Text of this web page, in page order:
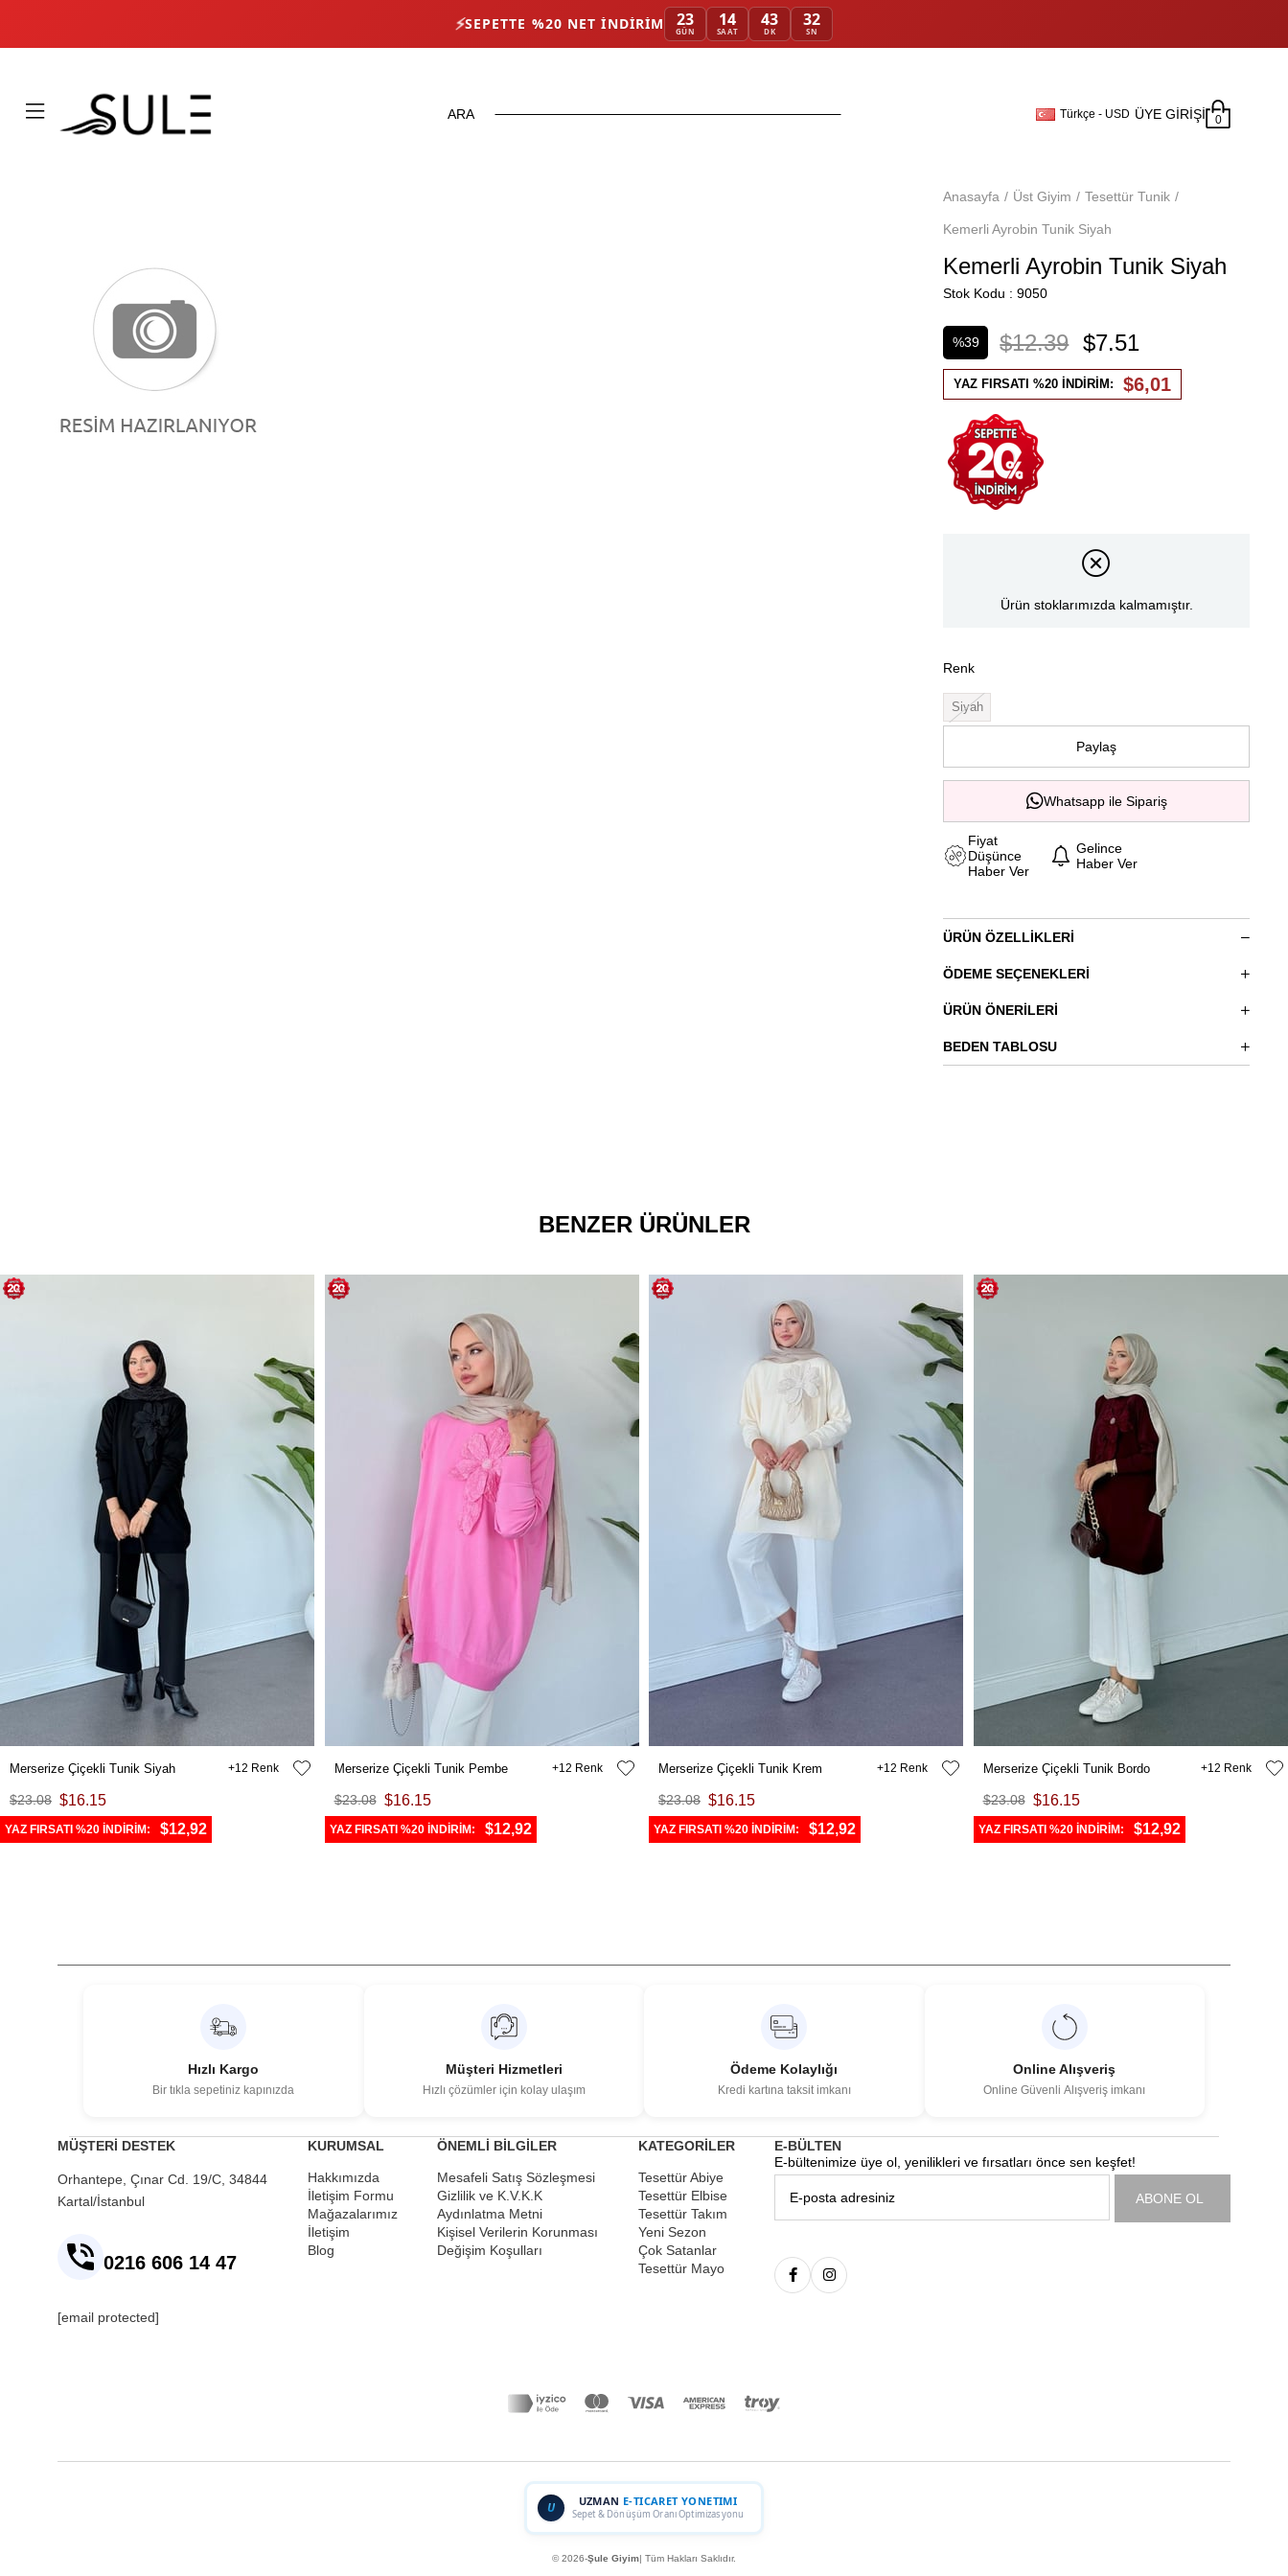
⚡SEPETTE %20 NET İNDIRIM 23
GÜN
14
SAAT
43
DK
30
SN
Türkçe - USD ÜYE GIRIŞI 0
Anasayfa Üst Giyim Tesettür Tunik
Kemerli Ayrobin Tunik Siyah
Kemerli Ayrobin Tunik Siyah
Stok Kodu 9050
%39
İndirim
$12.39 $7.51
YAZ FIRSATI %20 İNDİRİM: $6,01
Ürün stoklarımızda kalmamıştır.
Renk
Siyah
Paylaş
Whatsapp ile Sipariş
Fiyat
Düşünce
Haber Ver
Gelince
Haber Ver
ÜRÜN ÖZELLIKLERI
ÖDEME SEÇENEKLERI
ÜRÜN ÖNERILERI
BEDEN TABLOSU
BENZER ÜRÜNLER
Merserize Çiçekli Tunik Siyah
$16.15
$23.08
12
YAZ FIRSATI %20 İNDİRİM: $12,92
Merserize Çiçekli Tunik Pembe
$16.15
$23.08
12
YAZ FIRSATI %20 İNDİRİM: $12,92
Merserize Çiçekli Tunik Krem
$16.15
$23.08
12
YAZ FIRSATI %20 İNDİRİM: $12,92
Merserize Çiçekli Tunik Bordo
$16.15
$23.08
12
YAZ FIRSATI %20 İNDİRİM: $12,92
Hızlı Kargo
Bir tıkla sepetiniz kapınızda
Müşteri Hizmetleri
Hızlı çözümler için kolay ulaşım
Ödeme Kolaylığı
Kredi kartına taksit imkanı
Online Alışveriş
Online Güvenli Alışveriş imkanı
MÜŞTERİ DESTEK
Orhantepe, Çınar Cd. 19/C, 34844
Kartal/İstanbul
0216 606 14 47
[email protected]
KURUMSAL
Hakkımızda
İletişim Formu
Mağazalarımız
İletişim
Blog
ÖNEMLİ BİLGİLER
Mesafeli Satış Sözleşmesi
Gizlilik ve K.V.K.K
Aydınlatma Metni
Kişisel Verilerin Korunması
Değişim Koşulları
KATEGORİLER
Tesettür Abiye
Tesettür Elbise
Tesettür Takım
Yeni Sezon
Çok Satanlar
Tesettür Mayo
E-BÜLTEN
E-bültenimize üye ol, yenilikleri ve fırsatları önce sen keşfet!
ABONE OL
U UZMAN E-TICARET YONETIMI
Sepet & Dönüşüm Oranı Optimizasyonu
© 2026-Şule Giyim| Tüm Hakları Saklıdır.